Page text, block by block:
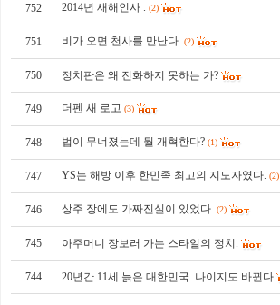
752 2014년 새해인사 . (2)
751 비가 오면 천사를 만난다. (2)
750 정치판은 왜 진화하지 못하는 가?
749 더펜 새 로고 (3)
748 법이 무너졌는데 뭘 개혁한다? (1)
747 YS는 해방 이후 한민족 최고의 지도자였다. (2)
746 상주 장에도 가짜진실이 있었다. (2)
745 아주머니 장보러 가는 스타일의 정치.
744 20년간 11세 늙은 대한민국..나이지도 바뀐다